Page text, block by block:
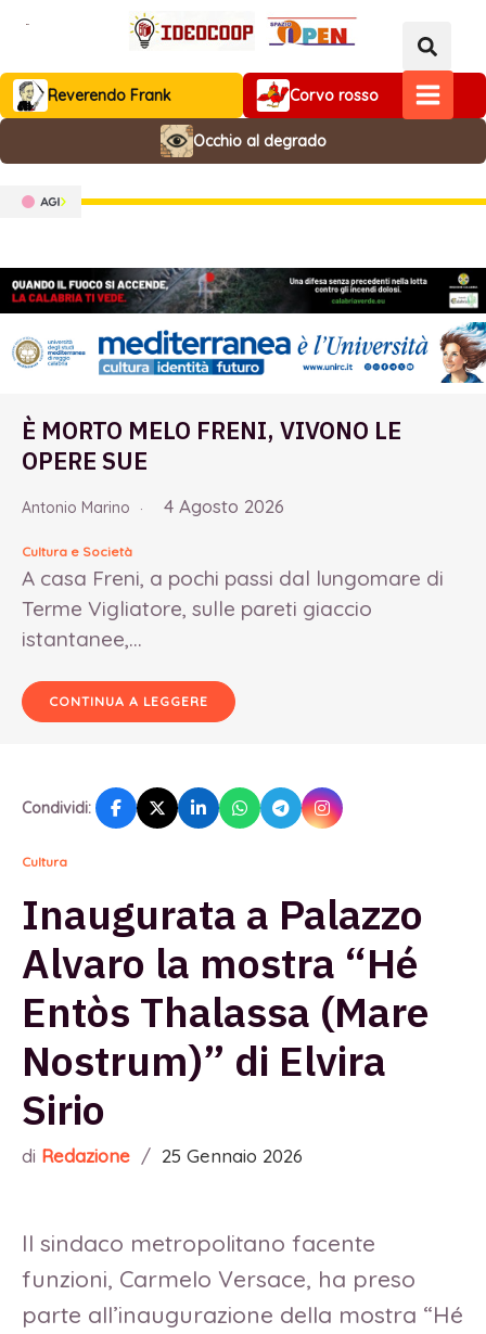
MAIN
Reverendo Frank Corvo rosso
Occhio al degrado
È MORTO MELO FRENI, VIVONO LE
OPERE SUE
Antonio Marino 4 Agosto 2026
Cultura e Società
A casa Freni, a pochi passi dal lungomare di
Terme Vigliatore, sulle pareti giaccio
istantanee,...
CONTINUA A LEGGERE
Condividi:
Cultura
Inaugurata a Palazzo
Alvaro la mostra “Hé
Entòs Thalassa (Mare
Nostrum)” di Elvira
Sirio
di Redazione / 25 Gennaio 2026
Il sindaco metropolitano facente
funzioni, Carmelo Versace, ha preso
parte all’inaugurazione della mostra “Hé